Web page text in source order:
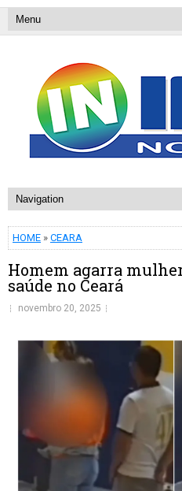
HOME » CEARA
Homem agarra
saúde no Ceará
novembro 20, 2025